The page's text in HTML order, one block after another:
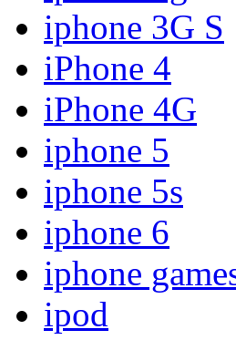
iphone 3G S
iPhone 4
iPhone 4G
iphone 5
iphone 5s
iphone 6
iphone
ipod